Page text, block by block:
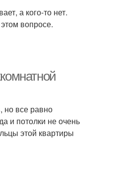
а кого-то нет.
вопросе.
но все равно
и потолки не очень
этой квартиры